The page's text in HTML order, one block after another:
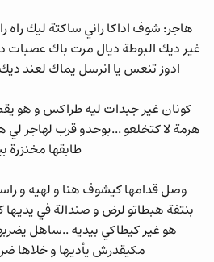
هاجر: شوف اداكا راني ساكتة ليك راه
غير ديك البوطة ديال مرت باك عصبات
ادوز تنعس يا انرسل يماك لعند
كونان غير جبدات ليه طراكس و هو
هرمة لا كتخلعو ...بوحدو قرب لهاجر
طابقها مخنزرة
وصل قدامها كيشوف هنا و لهيه و
بنتفة هبطاتو لرض و صندالة في يديها
هو غير كيطاكي بيديه ..ساهل
مكيقدرش يأديها و خلاها